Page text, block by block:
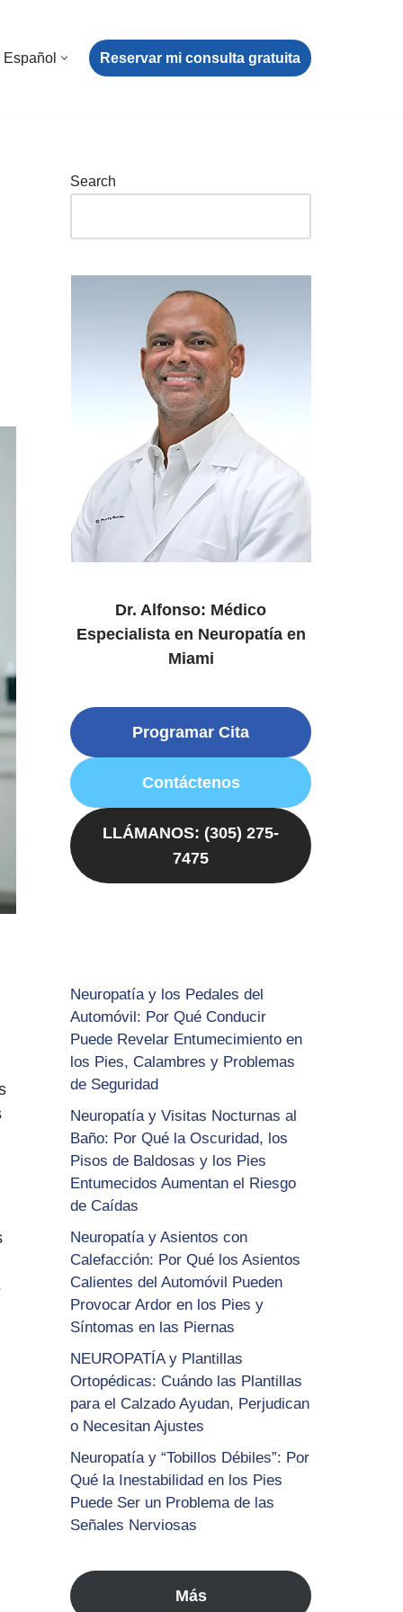
Español Reservar mi consulta gratuita
Search
Dr. Alfonso: Médico
Especialista en Neuropatía en
Miami
Programar Cita
Contáctenos
LLÁMANOS: (305) 275-
7475
Neuropatía y los Pedales del
Automóvil: Por Qué Conducir
Puede Revelar Entumecimiento en
los Pies, Calambres y Problemas
de Seguridad
Neuropatía y Visitas Nocturnas al
Baño: Por Qué la Oscuridad, los
Pisos de Baldosas y los Pies
Entumecidos Aumentan el Riesgo
de Caídas
Neuropatía y Asientos con
Calefacción: Por Qué los Asientos
Calientes del Automóvil Pueden
Provocar Ardor en los Pies y
Síntomas en las Piernas
NEUROPATÍA y Plantillas
Ortopédicas: Cuándo las Plantillas
para el Calzado Ayudan, Perjudican
o Necesitan Ajustes
Neuropatía y “Tobillos Débiles”: Por
Qué la Inestabilidad en los Pies
Puede Ser un Problema de las
Señales Nerviosas
Más